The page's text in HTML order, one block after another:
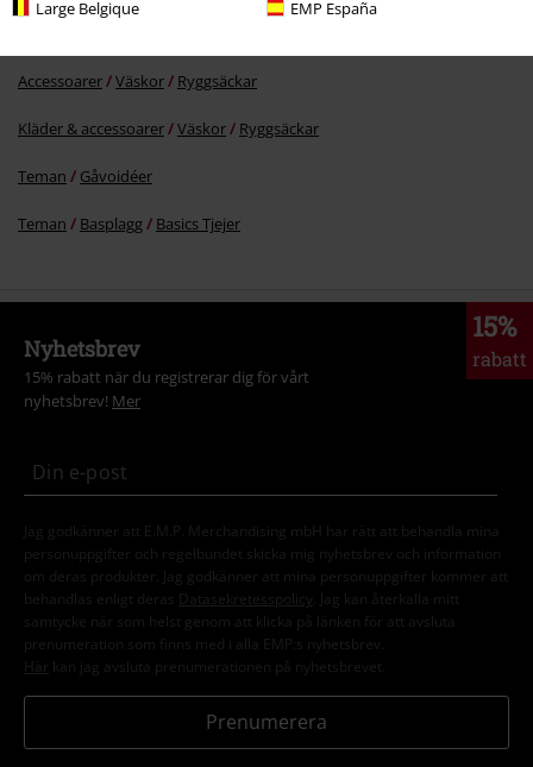
Large Belgique EMP España
Accessoarer Väskor Ryggsäckar
Kläder & accessoarer Väskor Ryggsäckar
Teman Gåvoidéer
Teman Basplagg Basics Tjejer
15%
rabatt
Nyhetsbrev
15% rabatt när du registrerar dig för vårt
nyhetsbrev! Mer
Jag godkänner att E.M.P. Merchandising mbH har rätt att behandla mina
personuppgifter och regelbundet skicka mig nyhetsbrev och information
om deras produkter. Jag godkänner att mina personuppgifter kommer att
behandlas enligt deras
Datasekretesspolicy
. Jag kan återkalla mitt
samtycke när som helst genom att klicka på länken för att avsluta
prenumeration som finns med i alla EMP:s nyhetsbrev.
Här kan jag avsluta prenumerationen på nyhetsbrevet.
Prenumerera